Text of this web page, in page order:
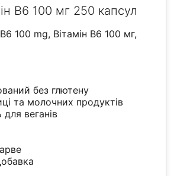
B6 100 мг 250 капсул
100 mg, Вітамін B6 100 мг,
без глютену
та молочних продуктів
для веганів